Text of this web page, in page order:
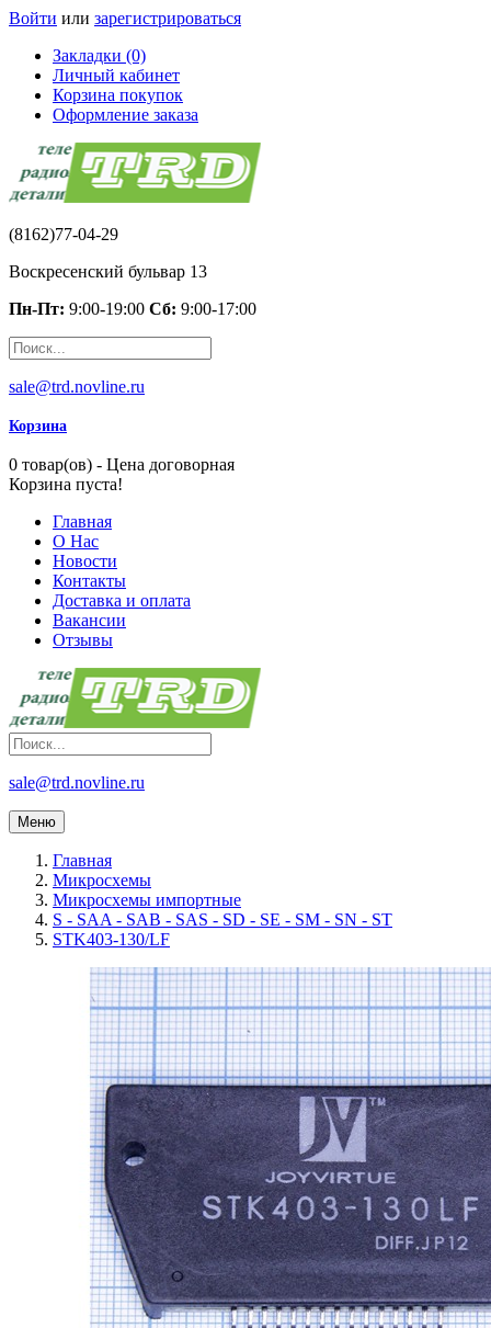
Войти или зарегистрироваться
Закладки (0)
Личный кабинет
Корзина покупок
Оформление заказа
(8162)77-04-29
Воскресенский бульвар 13
Пн-Пт: 9:00-19:00 Сб: 9:00-17:00
sale@trd.novline.ru
Корзина
0 товар(ов) - Цена договорная
Корзина пуста!
Главная
О Нас
Новости
Контакты
Доставка и оплата
Вакансии
Отзывы
sale@trd.novline.ru
Меню
Главная
Микросхемы
Микросхемы импортные
S - SAA - SAB - SAS - SD - SE - SM - SN - ST
STK403-130/LF